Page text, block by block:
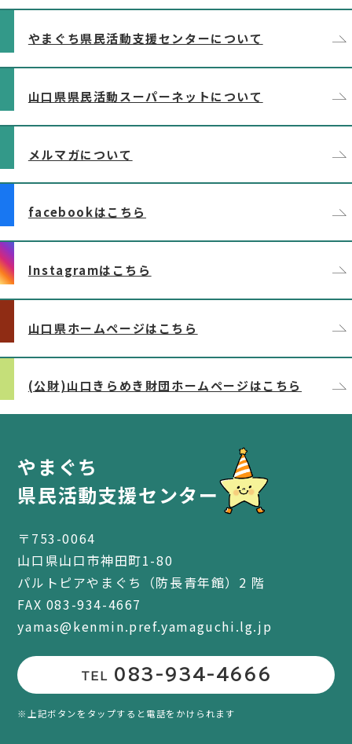
やまぐち県民活動支援センターについて
山口県県民活動スーパーネットについて
メルマガについて
facebookはこちら
Instagramはこちら
山口県ホームページはこちら
(公財)山口きらめき財団ホームページはこちら
やまぐち
県民活動支援センター
〒753-0064
山口県山口市神田町1-80
パルトピアやまぐち（防長青年館）2 階
FAX 083-934-4667
yamas@kenmin.pref.yamaguchi.lg.jp
TEL 083-934-4666
※上記ボタンをタップすると電話をかけられます